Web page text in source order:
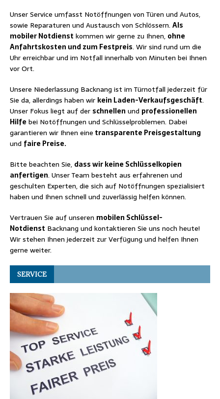
Unser Service umfasst Notöffnungen von Türen und Autos,
sowie Reparaturen und Austausch von Schlössern. Als
mobiler Notdienst kommen wir gerne zu Ihnen, ohne
Anfahrtskosten und zum Festpreis. Wir sind rund um die
Uhr erreichbar und im Notfall innerhalb von Minuten bei Ihnen
vor Ort.
Unsere Niederlassung Backnang ist im Türnotfall jederzeit für
Sie da, allerdings haben wir kein Laden-Verkaufsgeschäft.
Unser Fokus liegt auf der schnellen und professionellen
Hilfe bei Notöffnungen und Schlüsselproblemen. Dabei
garantieren wir Ihnen eine transparente Preisgestaltung
und faire Preise.
Bitte beachten Sie, dass wir keine Schlüsselkopien
anfertigen. Unser Team besteht aus erfahrenen und
geschulten Experten, die sich auf Notöffnungen spezialisiert
haben und Ihnen schnell und zuverlässig helfen können.
Vertrauen Sie auf unseren mobilen Schlüssel-
Notdienst Backnang und kontaktieren Sie uns noch heute!
Wir stehen Ihnen jederzeit zur Verfügung und helfen Ihnen
gerne weiter.
SERVICE